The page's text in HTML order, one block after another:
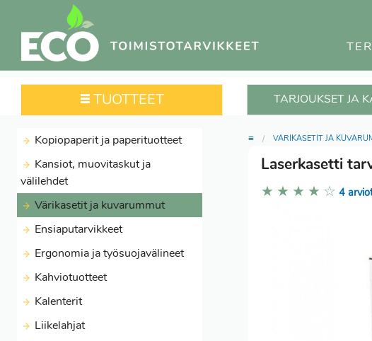
TUOTTEET TARJOUKSET JA
Kopiopaperit ja paperituotteet
Kansiot, muovitaskut ja
välilehdet
Värikasetit ja kuvarummut
Ensiaputarvikkeet
Ergonomia ja työsuojavälineet
Kahviotuotteet
Kalenterit
Liikelahjat
≡ VÄRIKASETIT JA
Laserkasetti
★ ★ ★ ★ ☆ 4